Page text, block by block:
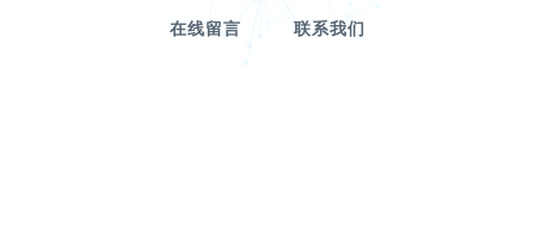
在线留言 联系我们